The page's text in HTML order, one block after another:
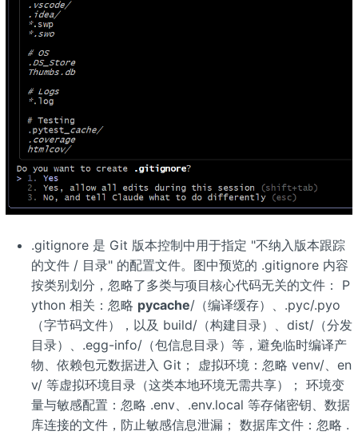
.gitignore 是 Git 版本控制中用于指定 "不纳入版本跟踪
的文件 / 目录" 的配置文件。图中预览的 .gitignore 内容
按类别划分，忽略了多类与项目核心代码无关的文件： P
ython 相关：忽略 pycache/（编译缓存）、.pyc/.pyo
（字节码文件），以及 build/（构建目录）、dist/（分发
目录）、.egg-info/（包信息目录）等，避免临时编译产
物、依赖包元数据进入 Git； 虚拟环境：忽略 venv/、en
v/ 等虚拟环境目录（这类本地环境无需共享）； 环境变
量与敏感配置：忽略 .env、.env.local 等存储密钥、数据
库连接的文件，防止敏感信息泄漏； 数据库文件：忽略 .